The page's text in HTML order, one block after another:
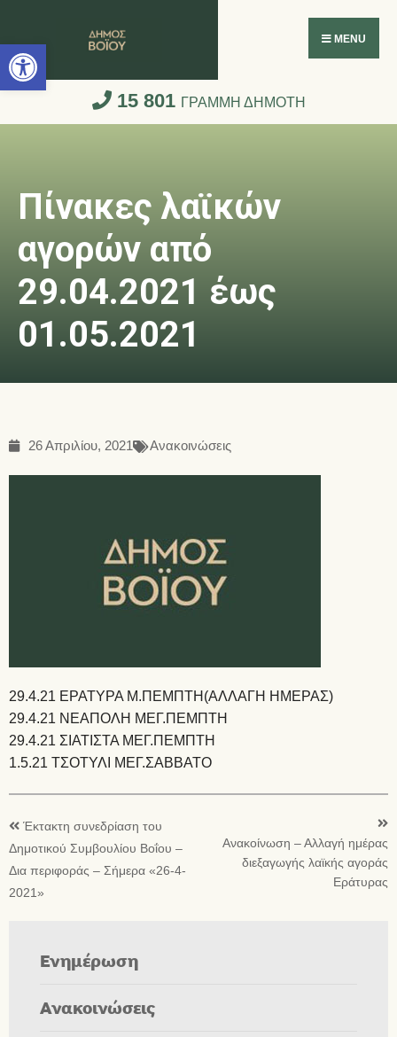
Ανοίξτε τη γραμμή εργαλείων
MENU
15 801 ΓΡΑΜΜΗ ΔΗΜΟΤΗ
Πίνακες λαϊκών
αγορών από
29.04.2021 έως
01.05.2021
26 Απριλίου, 2021 Ανακοινώσεις
29.4.21 ΕΡΑΤΥΡΑ Μ.ΠΕΜΠΤΗ(ΑΛΛΑΓΗ ΗΜΕΡΑΣ)
29.4.21 ΝΕΑΠΟΛΗ ΜΕΓ.ΠΕΜΠΤΗ
29.4.21 ΣΙΑΤΙΣΤΑ ΜΕΓ.ΠΕΜΠΤΗ
1.5.21 ΤΣΟΤΥΛΙ ΜΕΓ.ΣΑΒΒΑΤΟ
Έκτακτη συνεδρίαση του
Δημοτικού Συμβουλίου Βοΐου –
Δια περιφοράς – Σήμερα «26-4-
2021»
Ανακοίνωση – Αλλαγή ημέρας
διεξαγωγής λαϊκής αγοράς
Εράτυρας
Ενημέρωση
Ανακοινώσεις